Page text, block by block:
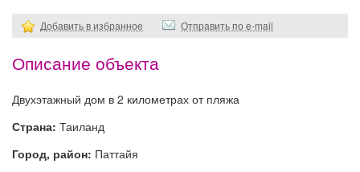
Добавить в избранное Отправить по e-mail
Описание объекта
Двухэтажный дом в 2 километрах от пляжа
Страна: Таиланд
Город, район: Паттайя